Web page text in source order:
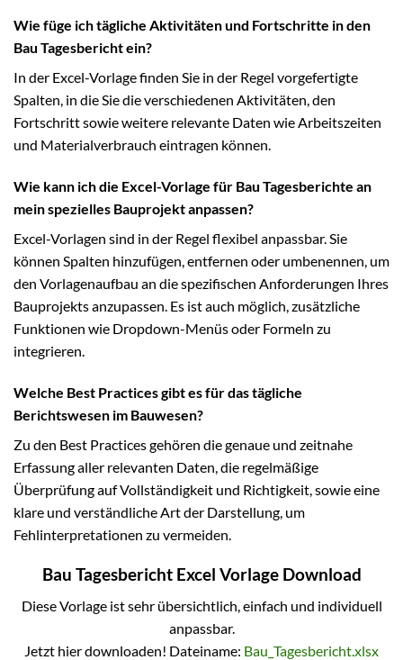
Wie füge ich tägliche Aktivitäten und Fortschritte in den
Bau Tagesbericht ein?
In der Excel-Vorlage finden Sie in der Regel vorgefertigte
Spalten, in die Sie die verschiedenen Aktivitäten, den
Fortschritt sowie weitere relevante Daten wie Arbeitszeiten
und Materialverbrauch eintragen können.
Wie kann ich die Excel-Vorlage für Bau Tagesberichte an
mein spezielles Bauprojekt anpassen?
Excel-Vorlagen sind in der Regel flexibel anpassbar. Sie
können Spalten hinzufügen, entfernen oder umbenennen, um
den Vorlagenaufbau an die spezifischen Anforderungen Ihres
Bauprojekts anzupassen. Es ist auch möglich, zusätzliche
Funktionen wie Dropdown-Menüs oder Formeln zu
integrieren.
Welche Best Practices gibt es für das tägliche
Berichtswesen im Bauwesen?
Zu den Best Practices gehören die genaue und zeitnahe
Erfassung aller relevanten Daten, die regelmäßige
Überprüfung auf Vollständigkeit und Richtigkeit, sowie eine
klare und verständliche Art der Darstellung, um
Fehlinterpretationen zu vermeiden.
Bau Tagesbericht Excel Vorlage Download
Diese Vorlage ist sehr übersichtlich, einfach und individuell
anpassbar.
Jetzt hier downloaden! Dateiname: Bau_Tagesbericht.xlsx